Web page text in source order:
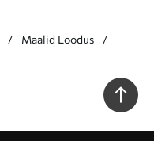
Maalid Loodus